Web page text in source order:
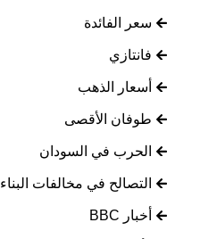
سعر الفائدة
فانتازي
أسعار الذهب
طوفان الأقصى
الحرب في السودان
التصالح في مخالفات البناء
أخبار BBC